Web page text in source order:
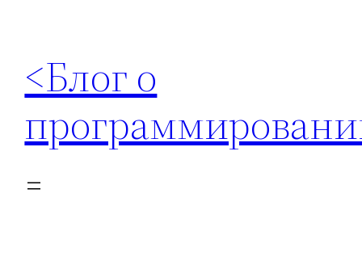
содержимому
<Блог о